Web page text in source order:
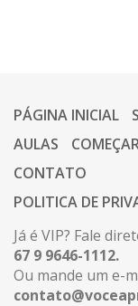
PÁGINA INICIAL
AULAS
CONTATO
POLITICA DE
Já é VIP? Fale
67 9 9646-1112.
Ou mande um e-